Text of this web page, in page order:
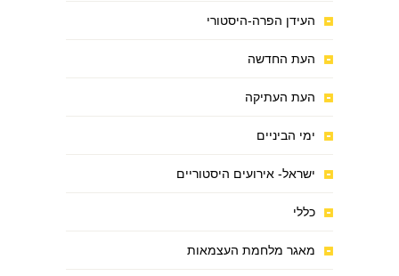
העידן הפרה-היסטורי
העת החדשה
העת העתיקה
ימי הביניים
ישראל- אירועים היסטוריים
כללי
מאגר מלחמת העצמאות